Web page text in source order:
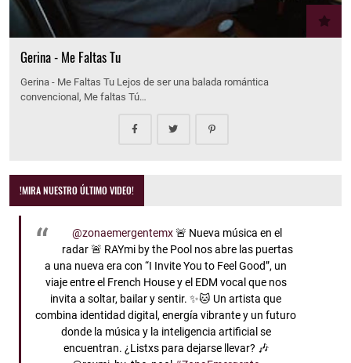
Gerina - Me Faltas Tu
Gerina - Me Faltas Tu Lejos de ser una balada romántica
convencional, Me faltas Tú…
!MIRA NUESTRO ÚLTIMO VIDEO!
@zonaemergentemx🚨 Nueva música en el
radar 🚨 RAYmi by the Pool nos abre las puertas
a una nueva era con “I Invite You to Feel Good”, un
viaje entre el French House y el EDM vocal que nos
invita a soltar, bailar y sentir. ✨🐱 Un artista que
combina identidad digital, energía vibrante y un futuro
donde la música y la inteligencia artificial se
encuentran. ¿Listxs para dejarse llevar? 🎶